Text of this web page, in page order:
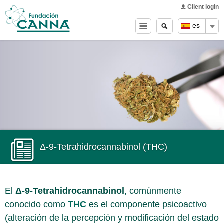
es
Client login
Main menu
Search
form
Buscar
Δ-9-Tetrahidrocannabinol (THC)
El Δ-9-Tetrahidrocannabinol , comúnmente
conocido como THC es el componente psicoactivo
(alteración de la percepción y modificación del estado